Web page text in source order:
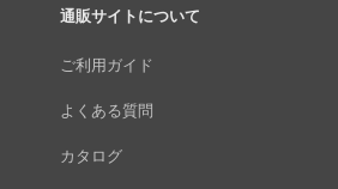
通販サイトについて
ご利用ガイド
よくある質問
カタログ